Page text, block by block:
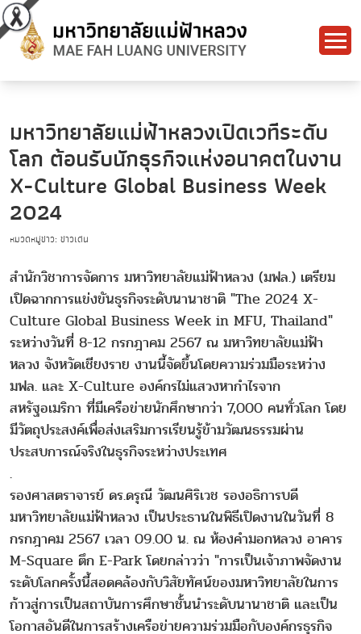
มหาวิทยาลัยแม่ฟ้าหลวงเปิดเวทีระดับ
โลก ต้อนรับนักธุรกิจแห่งอนาคตในงาน
X-Culture Global Business Week
2024
หมวดหมู่ข่าว: ข่าวเด่น
สำนักวิชาการจัดการ มหาวิทยาลัยแม่ฟ้าหลวง (มฟล.) เตรียม
เปิดฉากการแข่งขันธุรกิจระดับนานาชาติ "The 2024 X-
Culture Global Business Week in MFU, Thailand"
ระหว่างวันที่ 8-12 กรกฎาคม 2567 ณ มหาวิทยาลัยแม่ฟ้า
หลวง จังหวัดเชียงราย งานนี้จัดขึ้นโดยความร่วมมือระหว่าง
มฟล. และ X-Culture องค์กรไม่แสวงหากำไรจาก
สหรัฐอเมริกา ที่มีเครือข่ายนักศึกษากว่า 7,000 คนทั่วโลก โดย
มีวัตถุประสงค์เพื่อส่งเสริมการเรียนรู้ข้ามวัฒนธรรมผ่าน
ประสบการณ์จริงในธุรกิจระหว่างประเทศ
.
รองศาสตราจารย์ ดร.ดรุณี วัฒนศิริเวช รองอธิการบดี
มหาวิทยาลัยแม่ฟ้าหลวง เป็นประธานในพิธีเปิดงานในวันที่ 8
กรกฎาคม 2567 เวลา 09.00 น. ณ ห้องคำมอกหลวง อาคาร
M-Square ตึก E-Park โดยกล่าวว่า "การเป็นเจ้าภาพจัดงาน
ระดับโลกครั้งนี้สอดคล้องกับวิสัยทัศน์ของมหาวิทยาลัยในการ
ก้าวสู่การเป็นสถาบันการศึกษาชั้นนำระดับนานาชาติ และเป็น
โอกาสอันดีในการสร้างเครือข่ายความร่วมมือกับองค์กรธุรกิจ